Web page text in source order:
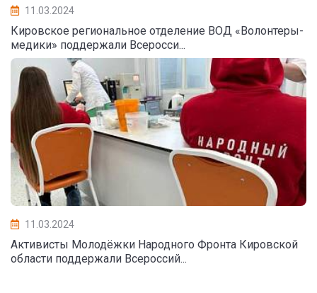
11.03.2024
Кировское региональное отделение ВОД «Волонтеры-
медики» поддержали Всеросси...
11.03.2024
Активисты Молодёжки Народного Фронта Кировской
области поддержали Всероссий...